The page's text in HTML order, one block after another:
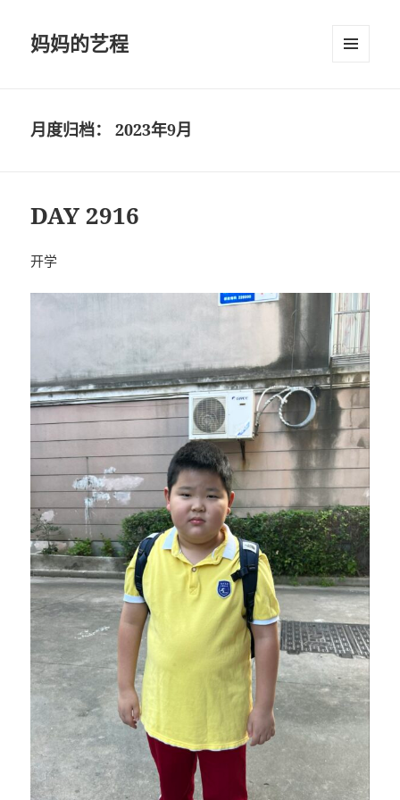
妈妈的艺程
月度归档：2023年9月
DAY 2916
开学